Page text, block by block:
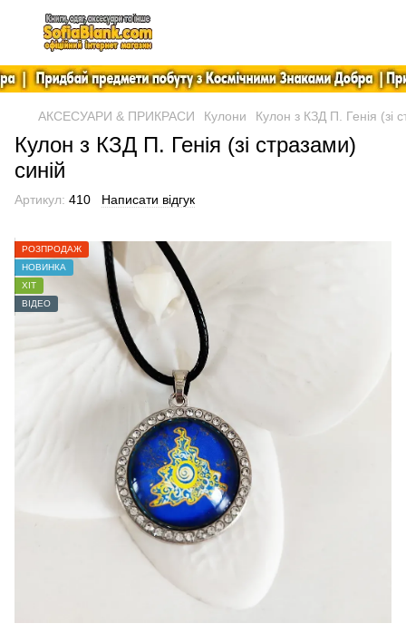
АКСЕСУАРИ & ПРИКРАСИ Кулони Кулон з КЗД П. Генія (зі
Кулон з КЗД П. Генія (зі стразами)
синій
Артикул: 410 Написати відгук
РОЗПРОДАЖ
НОВИНКА
ХІТ
ВІДЕО